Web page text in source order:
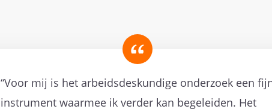
“Voor mij is het arbeidsdeskundige onderzoek een
instrument waarmee ik verder kan begeleiden. Het